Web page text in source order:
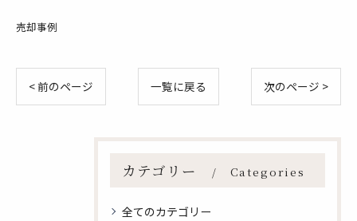
売却事例
< 前のページ 一覧に戻る 次のページ >
カテゴリー Categories
全てのカテゴリー